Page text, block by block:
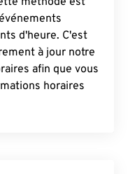
d'heure. C'est
à jour notre
afin que vous
horaires